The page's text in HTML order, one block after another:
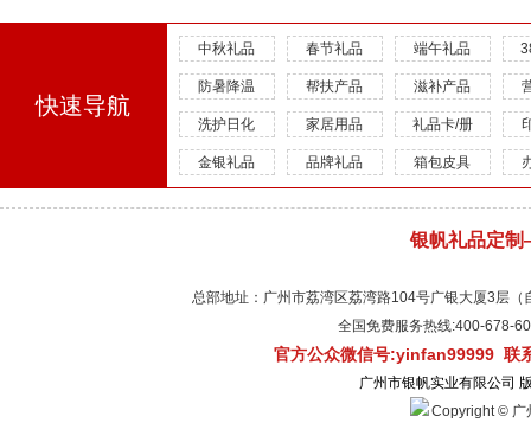
快速导航
中秋礼品 春节礼品 端午礼品
防暑降温 帮扶产品 滋补产品
洗护日化 家居用品 礼品卡/册
金银礼品 品牌礼品 箱包皮具
银帆礼品定
总部地址：广州市荔湾区荔湾路104号广银大厦3层
全国免费服务热线:400-
官方公众微信号:yinfan99999 联
广州市银帆实业有限公司
Copyright © 广